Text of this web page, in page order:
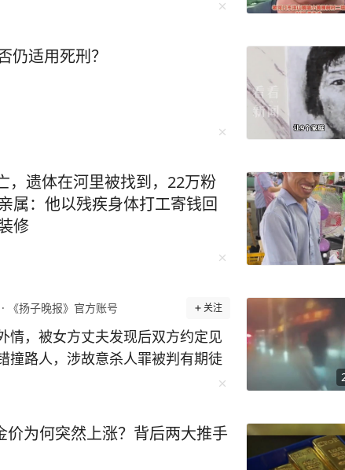
仍适用死刑？
，遗体在河里被找到，22万粉
属：他以残疾身体打工寄钱回
修
· 《扬子晚报》官方账号 关注
情，被女方丈夫发现后双方约定见
撞路人，涉故意杀人罪被判有期徒
分曾发生一起车祸，一男子陈宇
己酒后“不知道怎么就撞到人了”。
控发现，龚豪开车前把油门踩得轰
价为何突然上涨？背后两大推手